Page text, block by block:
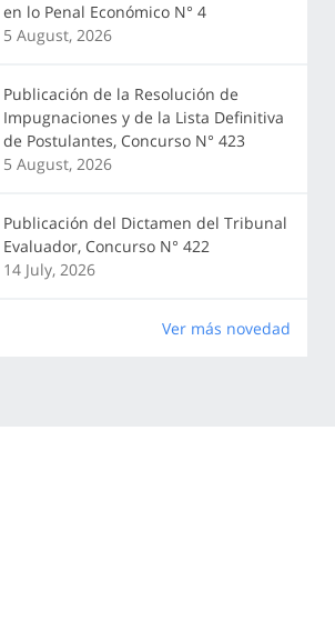
en lo Penal Económico N° 4
5 August, 2026
Publicación de la Resolución de
Impugnaciones y de la Lista Definitiva
de Postulantes, Concurso N° 423
5 August, 2026
Publicación del Dictamen del Tribunal
Evaluador, Concurso N° 422
14 July, 2026
Ver más novedad